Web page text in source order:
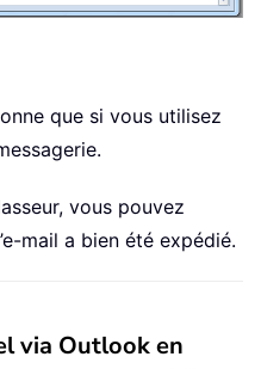
que si vous utilisez
vous pouvez
mail a bien été expédié.
via Outlook en